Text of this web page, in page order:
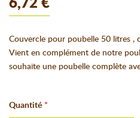
6,72 €
Couvercle pour poubelle 50 litres ,
Vient en complément de notre
souhaite une poubelle complète
Quantité